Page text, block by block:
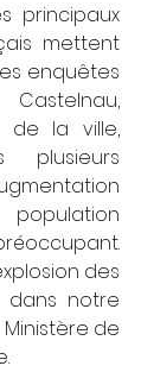
principaux
mettent
enquêtes
de la ville,
des
dans notre
de